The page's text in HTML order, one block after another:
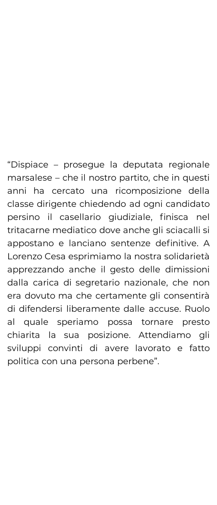
“Dispiace – prosegue la deputata regionale
marsalese – che il nostro partito, che in questi
anni ha cercato una ricomposizione della
classe dirigente chiedendo ad ogni candidato
persino il casellario giudiziale, finisca nel
tritacarne mediatico dove anche gli sciacalli si
appostano e lanciano sentenze definitive. A
Lorenzo Cesa esprimiamo la nostra solidarietà
apprezzando anche il gesto delle dimissioni
dalla carica di segretario nazionale, che non
era dovuto ma che certamente gli consentirà
di difendersi liberamente dalle accuse. Ruolo
al quale speriamo possa tornare presto
chiarita la sua posizione. Attendiamo gli
sviluppi convinti di avere lavorato e fatto
politica con una persona perbene”.